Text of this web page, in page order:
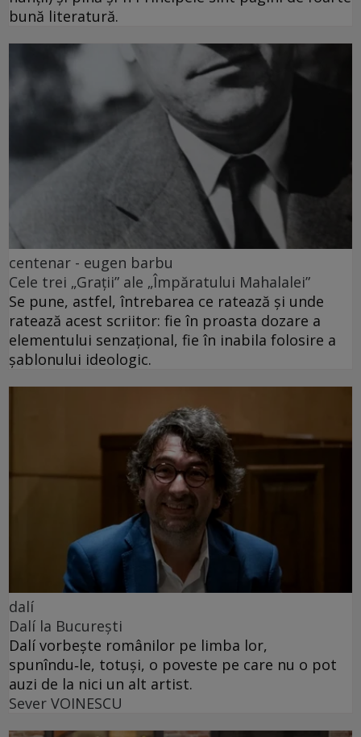
bună literatură.
centenar - eugen barbu
Cele trei „Grații” ale „Împăratului Mahalalei”
Se pune, astfel, întrebarea ce ratează și unde
ratează acest scriitor: fie în proasta dozare a
elementului senzațional, fie în inabila folosire a
șablonului ideologic.
dalí
Dalí la București
Dalí vorbește românilor pe limba lor,
spunîndu‑le, totuși, o poveste pe care nu o pot
auzi de la nici un alt artist.
Sever VOINESCU